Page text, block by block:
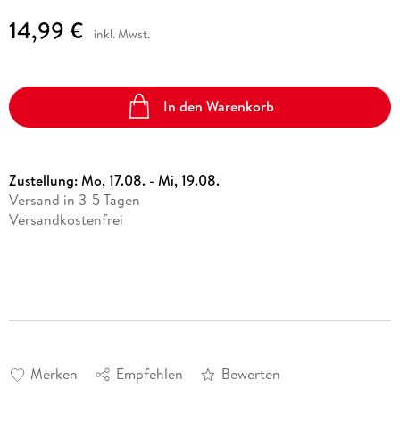
14,99 € inkl. Mwst.
In den Warenkorb
Zustellung:Mo, 17.08. - Mi, 19.08.
Versand in 3-5 Tagen
Versandkostenfrei
Merken Empfehlen Bewerten